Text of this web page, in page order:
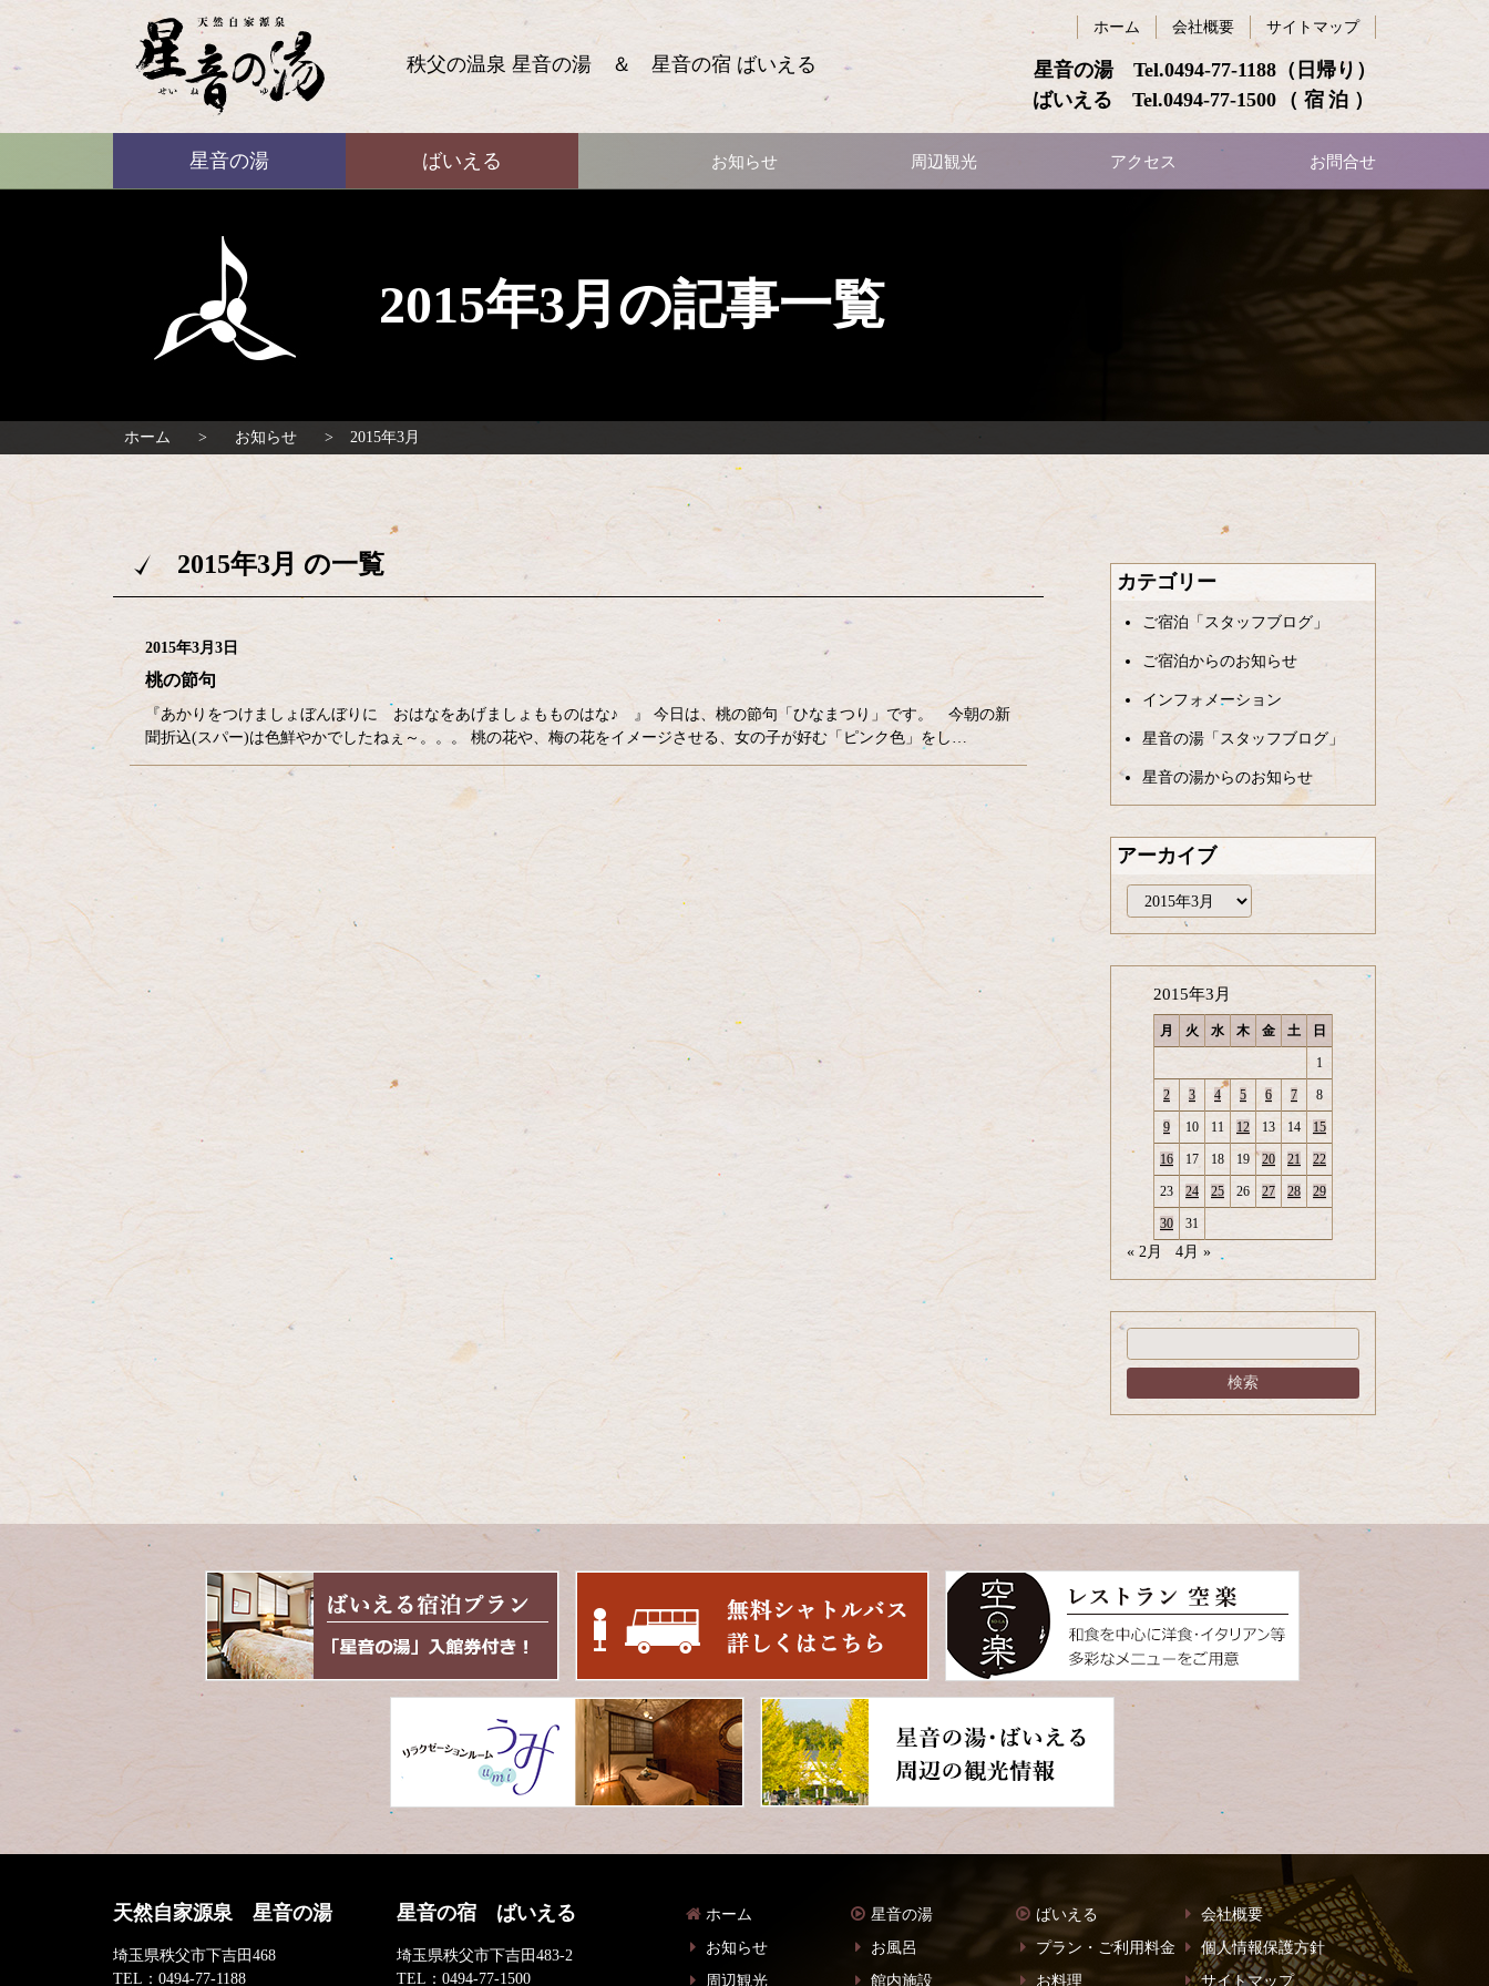
ばいえる
秩父の温泉 星音の湯 ＆ 星音の宿 ばいえる 星音の湯 Tel.0494-77-1188 （日帰り）
ばいえる Tel.0494-77-1500 （宿泊）
ホーム 会社概要 サイトマップ
星音の湯 ばいえる お知らせ 周辺観光 アクセス お問合せ
2015年3月の記事一覧
ホーム お知らせ 2015年3月
カテゴリー
ご宿泊「スタッフブログ」
ご宿泊からのお知らせ
インフォメーション
星音の湯「スタッフブログ」
星音の湯からのお知らせ
アーカイブ
ー
カ
イ
2015年3月
月 火 水 木 金 土 日
1
2 3 4 5 6 7 8
9 10 11 12 13 14 15
16 17 18 19 20 21 22
23 24 25 26 27 28 29
30 31
« 2月 4月 »
2015年3月 の一覧
2015年3月3日
桃の節句
『あかりをつけましょぼんぼりに おはなをあげましょもものはな♪ 』 今日は、桃の節句「ひなまつり」です。 今朝の新
聞折込(スパー)は色鮮やかでしたねぇ～。。。 桃の花や、梅の花をイメージさせる、女の子が好む「ピンク色」をし…
コ
ツ
ペ
先
天然自家源泉 星音の湯
埼玉県秩父市下吉田468
TEL： 0494-77-1188
星音の宿 ばいえる
埼玉県秩父市下吉田483-2
TEL：0494-77-1500
ホーム
お知らせ
周辺観光
星音の湯
お風呂
館内施設
ばいえる
プラン・ご利用料金
お料理
会社概要
個人情報保護方針
サイトマップ